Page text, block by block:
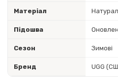
Матеріал
Підошва
Сезон Зимові
Бренд UGG